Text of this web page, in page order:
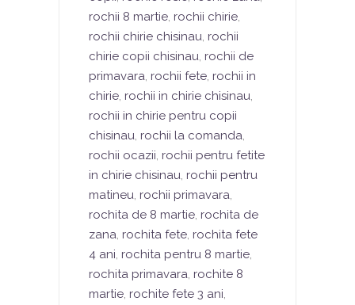
rochii 8 martie, rochii chirie,
rochii chirie chisinau, rochii
chirie copii chisinau, rochii de
primavara, rochii fete, rochii in
chirie, rochii in chirie chisinau,
rochii in chirie pentru copii
chisinau, rochii la comanda,
rochii ocazii, rochii pentru fetite
in chirie chisinau, rochii pentru
matineu, rochii primavara,
rochita de 8 martie, rochita de
zana, rochita fete, rochita fete
4 ani, rochita pentru 8 martie,
rochita primavara, rochite 8
martie, rochite fete 3 ani,